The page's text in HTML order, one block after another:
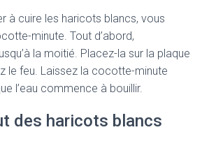
à cuire les haricots blancs, vous
minute. Tout d’abord,
la moitié. Placez-la sur la plaque
le feu. Laissez la cocotte-minute
l’eau commence à bouillir.
des haricots blancs